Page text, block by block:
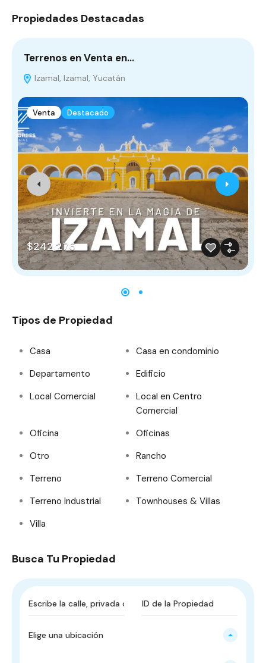
Propiedades Destacadas
Terrenos en Venta en…
Izamal, Izamal, Yucatán
Venta Destacado
$242,276
Tipos de Propiedad
Casa
Casa en condominio
Departamento
Edificio
Local Comercial
Local en Centro
Comercial
Oficina
Oficinas
Otro
Rancho
Terreno
Terreno Comercial
Terreno Industrial
Townhouses & Villas
Villa
Busca Tu Propiedad
Elige una ubicación